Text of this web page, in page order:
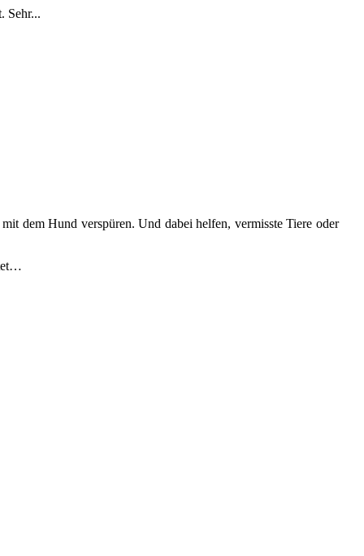
Sehr...
dem Hund verspüren. Und dabei helfen, vermisste Tiere oder